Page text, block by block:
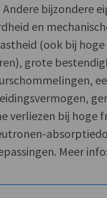
Andere bijzondere
en
(ook bij hoge
grote
verliezen bij hoge
Meer